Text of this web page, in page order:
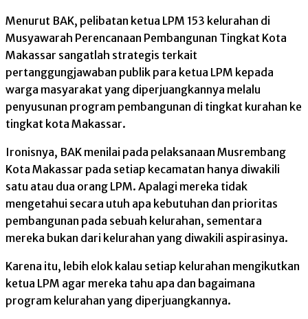
Menurut BAK, pelibatan ketua LPM 153 kelurahan di
Musyawarah Perencanaan Pembangunan Tingkat Kota
Makassar sangatlah strategis terkait
pertanggungjawaban publik para ketua LPM kepada
warga masyarakat yang diperjuangkannya melalu
penyusunan program pembangunan di tingkat kurahan ke
tingkat kota Makassar.
Ironisnya, BAK menilai pada pelaksanaan Musrembang
Kota Makassar pada setiap kecamatan hanya diwakili
satu atau dua orang LPM. Apalagi mereka tidak
mengetahui secara utuh apa kebutuhan dan prioritas
pembangunan pada sebuah kelurahan, sementara
mereka bukan dari kelurahan yang diwakili aspirasinya.
Karena itu, lebih elok kalau setiap kelurahan mengikutkan
ketua LPM agar mereka tahu apa dan bagaimana
program kelurahan yang diperjuangkannya.